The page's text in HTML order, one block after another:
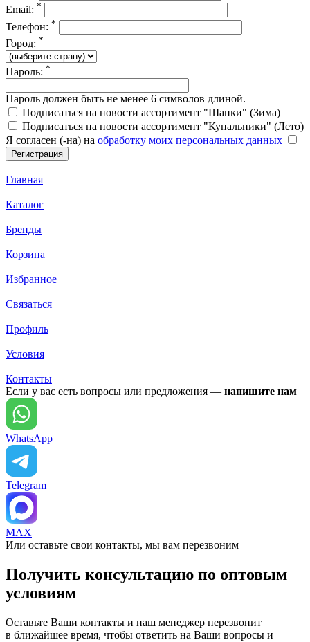
Email: *
Телефон: *
Город: *
Пароль: *
Пароль должен быть не менее 6 символов длиной.
Подписаться на новости ассортимент "Шапки" (Зима)
Подписаться на новости ассортимент "Купальники" (Лето)
Я согласен (-на) на обработку моих персональных данных
Главная
Каталог
Бренды
Корзина
Избранное
Связаться
Профиль
Условия
Контакты
Если у вас есть вопросы или предложения — напишите нам
WhatsApp
Telegram
MAX
Или оставьте свои контакты, мы вам перезвоним
Получить консультацию по оптовым
условиям
Оставьте Ваши контакты и наш менеджер перезвонит
в ближайшее время, чтобы ответить на Ваши вопросы и